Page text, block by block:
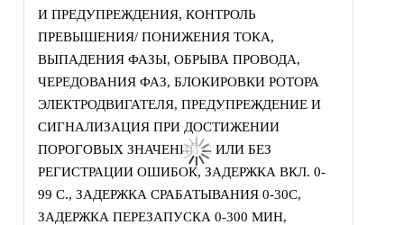
И ПРЕДУПРЕЖДЕНИЯ, КОНТРОЛЬ
ПРЕВЫШЕНИЯ/ ПОНИЖЕНИЯ ТОКА,
ВЫПАДЕНИЯ ФАЗЫ, ОБРЫВА ПРОВОДА,
ЧЕРЕДОВАНИЯ ФАЗ, БЛОКИРОВКИ РОТОРА
ЭЛЕКТРОДВИГАТЕЛЯ, ПРЕДУПРЕЖДЕНИЕ И
СИГНАЛИЗАЦИЯ ПРИ ДОСТИЖЕНИИ
ПОРОГОВЫХ ЗНАЧЕНИЙ С ИЛИ БЕЗ
РЕГИСТРАЦИИ ОШИБОК, ЗАДЕРЖКА ВКЛ. 0-
99 С., ЗАДЕРЖКА СРАБАТЫВАНИЯ 0-30С,
ЗАДЕРЖКА ПЕРЕЗАПУСКА 0-300 МИН,